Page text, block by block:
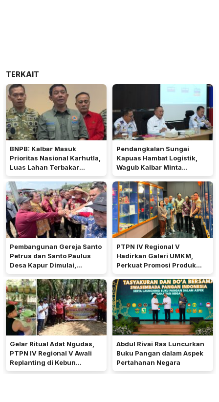
TERKAIT
BNPB: Kalbar Masuk
Prioritas Nasional Karhutla,
Luas Lahan Terbakar
Peringkat Keempat
Pendangkalan Sungai
Kapuas Hambat Logistik,
Wagub Kalbar Minta
Pengerukan Diprioritaskan
Pembangunan Gereja Santo
Petrus dan Santo Paulus
Desa Kapur Dimulai,
Pemkab Kubu Raya Siapkan
Akses Jalan
PTPN IV Regional V
Hadirkan Galeri UMKM,
Perkuat Promosi Produk
Mitra Binaan Melalui Inovasi
Digital
Gelar Ritual Adat Ngudas,
PTPN IV Regional V Awali
Replanting di Kebun
Kembayan
Abdul Rivai Ras Luncurkan
Buku Pangan dalam Aspek
Pertahanan Negara